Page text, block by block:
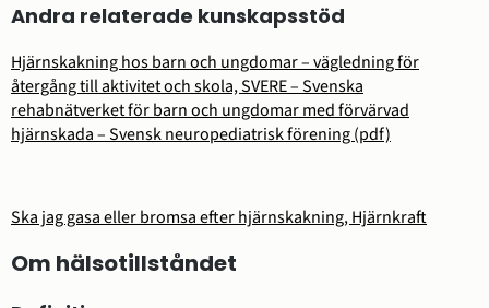
Andra relaterade kunskapsstöd
Hjärnskakning hos barn och ungdomar – vägledning för
återgång till aktivitet och skola, SVERE – Svenska
rehabnätverket för barn och ungdomar med förvärvad
hjärnskada – Svensk neuropediatrisk förening (pdf)
Ska jag gasa eller bromsa efter hjärnskakning, Hjärnkraft
Om hälsotillståndet